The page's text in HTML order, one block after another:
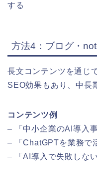
する
方法4：ブログ・
長文コンテンツを通じ
SEO効果もあり、中長
コンテンツ例
– 「中小企業のAI導入
– 「ChatGPTを業務で
– 「AI導入で失敗しな